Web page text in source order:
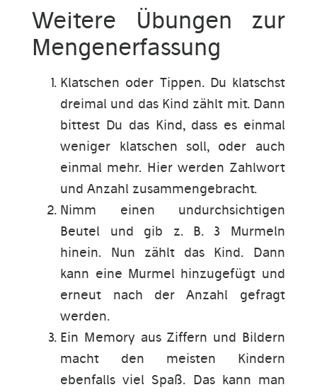
Weitere Übungen zur
Mengenerfassung
Klatschen oder Tippen. Du klatschst
dreimal und das Kind zählt mit. Dann
bittest Du das Kind, dass es einmal
weniger klatschen soll, oder auch
einmal mehr. Hier werden Zahlwort
und Anzahl zusammengebracht.
Nimm einen undurchsichtigen
Beutel und gib z. B. 3 Murmeln
hinein. Nun zählt das Kind. Dann
kann eine Murmel hinzugefügt und
erneut nach der Anzahl gefragt
werden.
Ein Memory aus Ziffern und Bildern
macht den meisten Kindern
ebenfalls viel Spaß. Das kann man